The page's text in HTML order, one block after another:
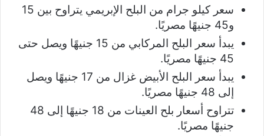
سعر كيلو جرام من البلح الإبريمي يتراوح بين 15
و45 جنيهًا مصريًا.
يبدأ سعر البلح المركابي من 15 جنيهًا ويصل حتى
45 جنيهًا مصريًا.
يبدأ سعر البلح الأبيض غزال من 17 جنيهًا ويصل
إلى 48 جنيهًا مصريًا.
تتراوح أسعار بلح العينات من 18 جنيهًا إلى 48
جنيهًا مصريًا.